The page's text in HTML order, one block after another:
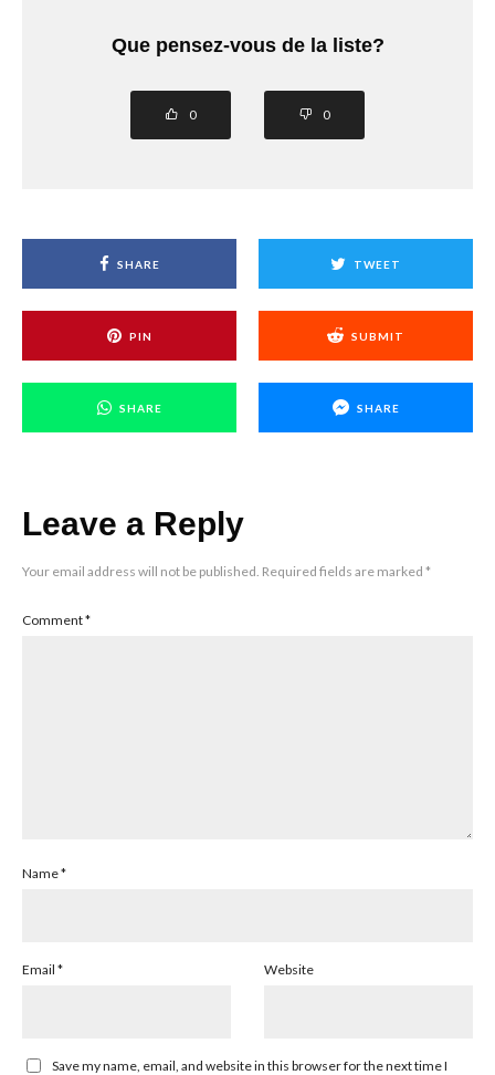
Que pensez-vous de la liste?
0 0
SHARE TWEET
PIN SUBMIT
SHARE SHARE
Leave a Reply
Your email address will not be published. Required fields are marked *
Comment*
Name*
Email * Website
Save my name, email, and website in this browser for the next time I